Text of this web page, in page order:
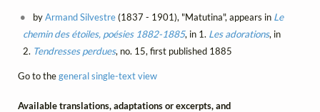
byArmand Silvestre(1837 - 1901), "Matutina", appears in Le
chemin des étoiles, poésies 1882-1885, in 1. Les adorations, in
2. Tendresses perdues, no. 15, first published 1885
Go to thegeneral single-text view
Available translations, adaptations or excerpts, and